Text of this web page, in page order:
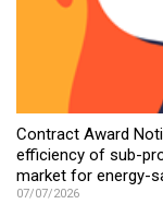
Contract Award
efficiency of sub-
market for energy-
07/07/2026